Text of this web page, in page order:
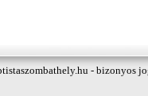
- bizonyos